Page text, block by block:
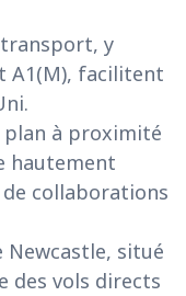
y
A1(M), facilitent
plan à proximité
hautement
collaborations
situé
des vols directs